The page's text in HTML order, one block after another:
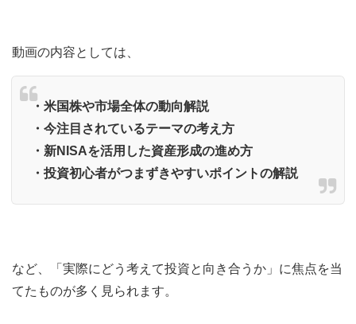
動画の内容としては、
・米国株や市場全体の動向解説
・今注目されているテーマの考え方
・新NISAを活用した資産形成の進め方
・投資初心者がつまずきやすいポイントの解説
など、「実際にどう考えて投資と向き合うか」に焦点を当
てたものが多く見られます。